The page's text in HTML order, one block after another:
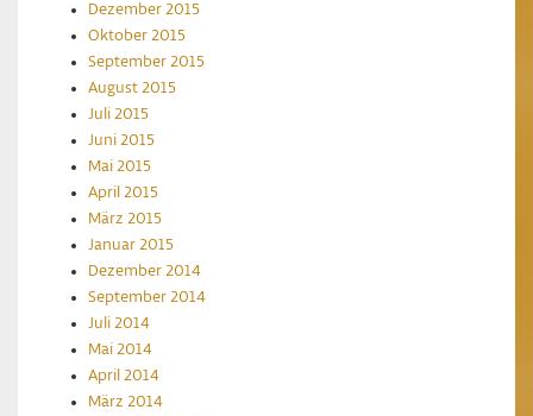
Dezember 2015
Oktober 2015
September 2015
August 2015
Juli 2015
Juni 2015
Mai 2015
April 2015
März 2015
Januar 2015
Dezember 2014
September 2014
Juli 2014
Mai 2014
April 2014
März 2014